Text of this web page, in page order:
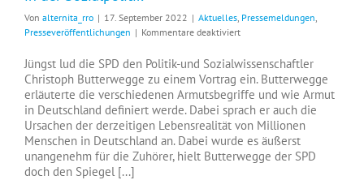
Von alternita_rro | 17. September 2022 | Aktuelles Pressemeldungen
Presseveröffentlichungen | Kommentare deaktiviertfür
bescheinigt
SPD
schwere
Fehler
in
der
Sozialpolitik
Jüngst lud die SPD den Politik-und Sozialwissenschaftler
Christoph Butterwegge zu einem Vortrag ein. Butterwegge
erläuterte die verschiedenen Armutsbegriffe und wie Armut
in Deutschland definiert werde. Dabei sprach er auch die
Ursachen der derzeitigen Lebensrealität von Millionen
Menschen in Deutschland an. Dabei wurde es äußerst
unangenehm für die Zuhörer, hielt Butterwegge der SPD
doch den Spiegel [...]